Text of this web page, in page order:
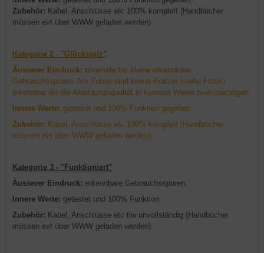
Zubehör: Kabel, Anschlüsse etc 100% komplett (Handbücher
müssen evt über WWW geladen werden)
Kategorie 2 - "Glückspilz"
Äusserer Eindruck: minimale bis kleine erkennbare
Gebrauchsspuren. Am Tubus sind kleine Kratzer (siehe Fotos)
erkennbar die die Abbildungsqualtät in keinster Weise beeinträchtigen.
Innere Werte: getestet und 100% Funktion gegeben.
Zubehör: Kabel, Anschlüsse etc 100% komplett (Handbücher
müssen evt über WWW geladen werden)
Kategorie 3 - "Funktioniert"
Äusserer Eindruck: erkennbare Gebrauchsspuren.
Innere Werte: getestet und 100% Funktion
Zubehör: Kabel, Anschlüsse etc tlw unvollständig (Handbücher
müssen evt über WWW geladen werden)